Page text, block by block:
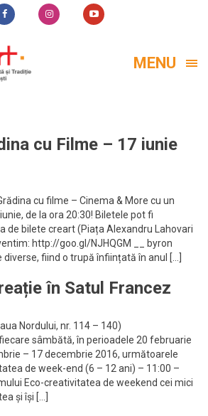
MENU
cu Filme – 17 iunie
cu filme – Cinema & More cu un
de la ora 20:30! Biletele pot fi
de bilete creart (Piața Alexandru Lahovari
http://goo.gl/NJHQGM __ byron
fiind o trupă înființată în anul […]
în Satul Francez
Nordului, nr. 114 – 140)
sâmbătă, în perioadele 20 februarie
– 17 decembrie 2016, următoarele
de week-end (6 – 12 ani) – 11:00 –
Eco-creativitatea de weekend cei mici
și își […]